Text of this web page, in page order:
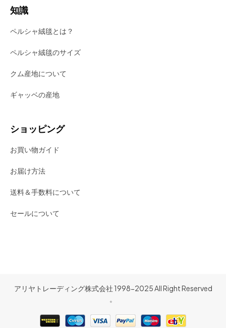
知識
ペルシャ絨毯とは？
ペルシャ絨毯のサイズ
クム産地について
ギャッベの産地
ショッピング
お買い物ガイド
お届け方法
送料＆手数料について
セールについて
アリヤトレーディング株式会社 1998-2025 All Right Reserved
。